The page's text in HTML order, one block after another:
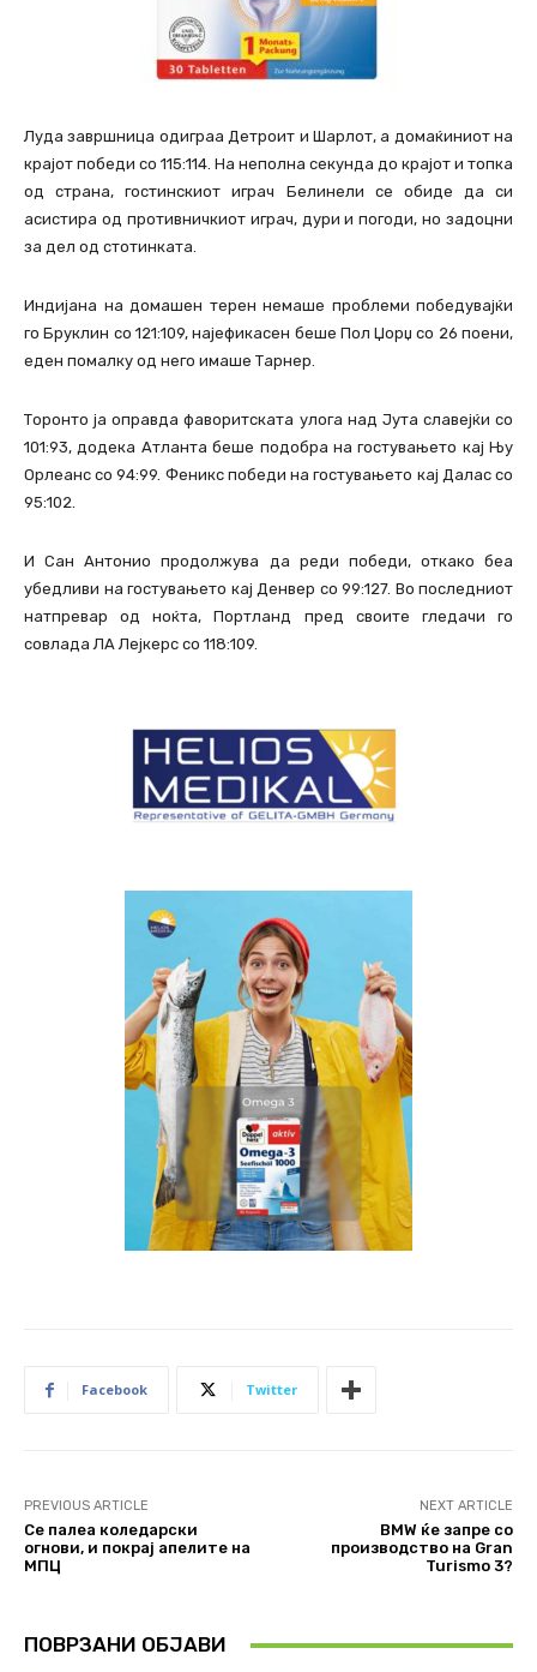
Луда завршница одиграа Детроит и Шарлот, а домаќиниот на
крајот победи со 115:114. На неполна секунда до крајот и топка
од страна, гостинскиот играч Белинели се обиде да си
асистира од противничкиот играч, дури и погоди, но задоцни
за дел од стотинката.
Индијана на домашен терен немаше проблеми победувајќи
го Бруклин со 121:109, најефикасен беше Пол Џорџ со 26 поени,
еден помалку од него имаше Тарнер.
Торонто ја оправда фаворитската улога над Јута славејќи со
101:93, додека Атланта беше подобра на гостувањето кај Њу
Орлеанс со 94:99. Феникс победи на гостувањето кај Далас со
95:102.
И Сан Антонио продолжува да реди победи, откако беа
убедливи на гостувањето кај Денвер со 99:127. Во последниот
натпревар од ноќта, Портланд пред своите гледачи го
совлада ЛА Лејкерс со 118:109.
Facebook Twitter
PREVIOUS ARTICLE
Се палеа коледарски
огнови, и покрај апелите на
МПЦ
NEXT ARTICLE
BMW ќе запре со
производство на Gran
Turismo 3?
ПОВРЗАНИ ОБЈАВИ